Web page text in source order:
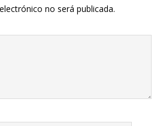
no será publicada.